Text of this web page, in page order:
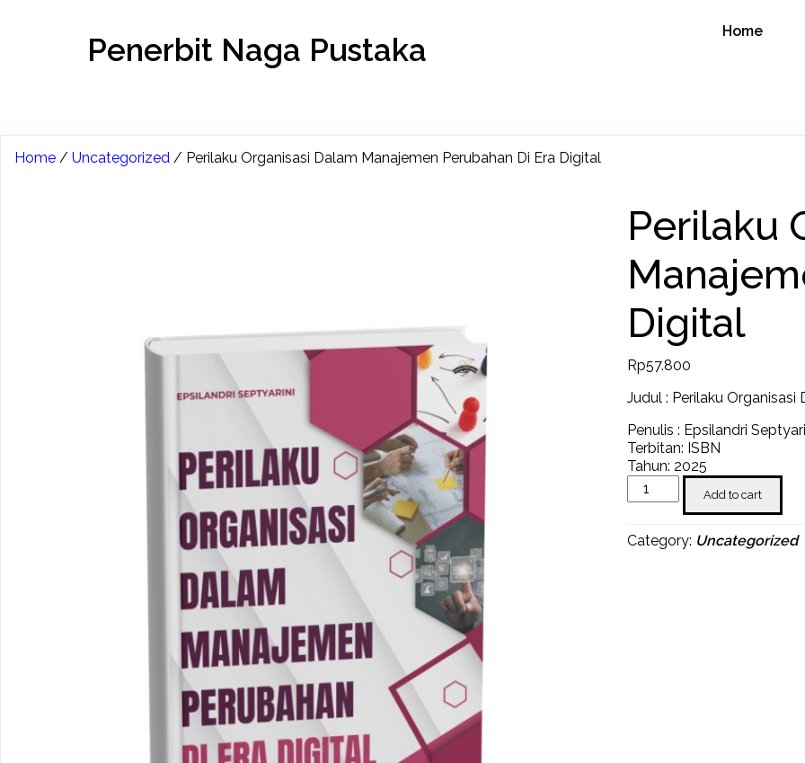
Penerbit Naga Pustaka Home
Home / Uncategorized / Perilaku Organisasi Dalam Manajemen Perubahan Di Era Digital
Perilaku
Digital
Rp57.800
Judul : Perilaku
Penulis : Epsilandri
Terbitan: ISBN
Tahun: 2025
Perilaku
Organisasi
Manajemen
Perubahan
Add to cart
Category: Uncategorized